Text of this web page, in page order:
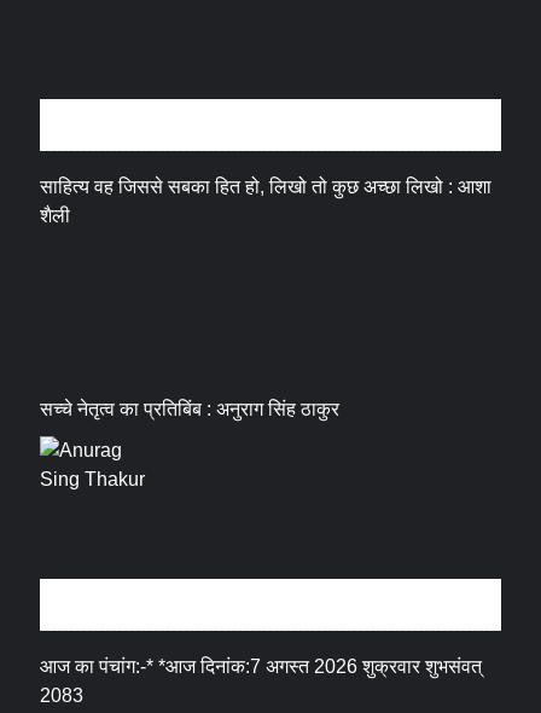
साहित्य वह जिससे सबका हित हो, लिखो तो कुछ अच्छा लिखो : आशा
शैली
सच्चे नेतृत्व का प्रतिबिंब : अनुराग सिंह ठाकुर
आज का पंचांग:-* *आज दिनांक:7 अगस्त 2026 शुक्रवार शुभसंवत्
2083